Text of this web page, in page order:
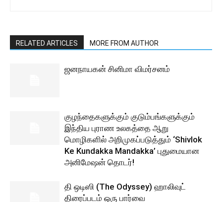
RELATED ARTICLES MORE FROM AUTHOR
ஜனநாயகன் சினிமா விமர்சனம்
குழந்தைகளுக்கும் குடும்பங்களுக்கும்
இந்திய புராண உலகத்தை ஆறு
மொழிகளில் அறிமுகப்படுத்தும் ‘Shivlok
Ke Kundakka Mandakka’ புதுமையான
அனிமேஷன் தொடர்!
தி ஒடிஸி (The Odyssey) ஹாலிவுட்
திரைப்படம் ஒரு பார்வை